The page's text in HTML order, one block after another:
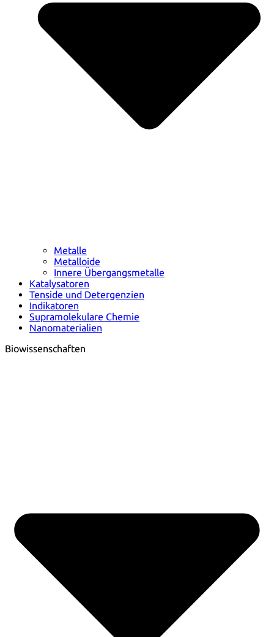
Metalle
Metalloide
Innere Übergangsmetalle
Katalysatoren
Tenside und Detergenzien
Indikatoren
Supramolekulare Chemie
Nanomaterialien
Biowissenschaften